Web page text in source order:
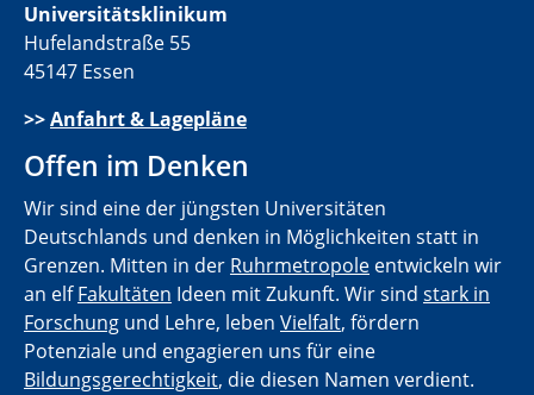
Universitätsklinikum
Hufelandstraße 55
45147 Essen
>>Anfahrt & Lagepläne
Offen im Denken
Wir sind eine der jüngsten Universitäten
Deutschlands und denken in Möglichkeiten statt in
Grenzen. Mitten in der Ruhrmetropole entwickeln wir
an elfFakultäten Ideen mit Zukunft. Wir sind stark in
Forschung und Lehre, leben Vielfalt, fördern
Potenziale und engagieren uns für eine
Bildungsgerechtigkeit, die diesen Namen verdient.